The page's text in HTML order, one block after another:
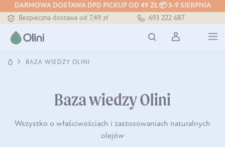
DARMOWA DOSTAWA DPD PICKUP OD 49 ZŁ 📦 3-9 SIERPNIA
Tłoczony zawsze na zimno
Bezpieczna dostawa od 7,49 zł
Tłoczony zawsze na zimno
693 222 687
BAZA WIEDZY OLINI
Baza wiedzy Olini
Wszystko o właściwościach i zastosowaniach naturalnych
olejów